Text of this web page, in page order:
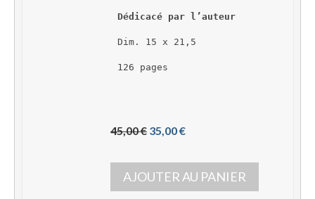
Dédicacé par l’auteur
Dim. 15 x 21,5
126 pages
45,00 € L
p
r
i
35,00 €L
p
r
i
AJOUTER AU PANIER